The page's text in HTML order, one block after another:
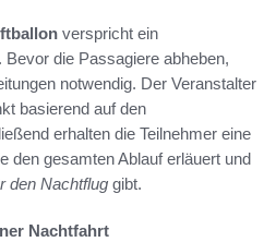
verspricht ein
die Passagiere abheben,
notwendig. Der Veranstalter
basierend auf den
erhalten die Teilnehmer eine
den gesamten Ablauf erläuert und
den Nachtflug gibt.
Nachtfahrt